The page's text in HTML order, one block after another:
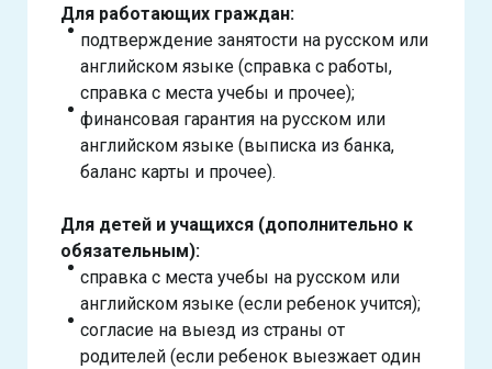
Для работающих граждан:
подтверждение занятости на русском или
английском языке (справка с работы,
справка с места учебы и прочее);
финансовая гарантия на русском или
английском языке (выписка из банка,
баланс карты и прочее).
Для детей и учащихся (дополнительно к
обязательным):
справка с места учебы на русском или
английском языке (если ребенок учится);
согласие на выезд из страны от
родителей (если ребенок выезжает один